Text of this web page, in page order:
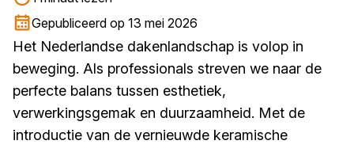
Gepubliceerd op 13 mei 2026
Het Nederlandse dakenlandschap is volop in
beweging. Als professionals streven we naar de
perfecte balans tussen esthetiek,
verwerkingsgemak en duurzaamheid. Met de
introductie van de vernieuwde keramische